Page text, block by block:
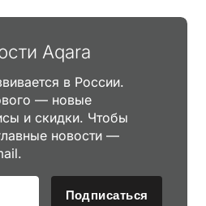
Aqara
в России.
— новые
и скидки. Чтобы
новости —
Подписаться